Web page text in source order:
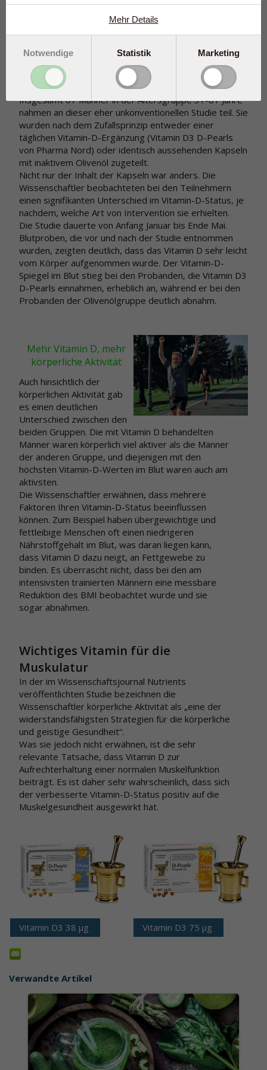
Probanden im Sand Ridge Secure Treatment Center in
Wisconsin, USA, Vitamin-D-Ergänzungen gaben.
Vitamin-D-Kapseln mit guter
Aufnahme
Insgesamt 67 Männer in der Altersgruppe 31-81 Jahre
nahmen an dieser eher unkonventionellen Studie teil. Sie
wurden nach dem Zufallsprinzip entweder einer
täglichen Vitamin-D-Ergänzung (Vitamin D3 D-Pearls
von Pharma Nord) oder identisch aussehenden Kapseln
mit inaktivem Olivenöl zugeteilt.
Nicht nur der Inhalt der Kapseln war anders. Die
Wissenschaftler beobachteten bei den Teilnehmern
einen signifikanten Unterschied im Vitamin-D-Status, je
nachdem, welche Art von Intervention sie erhielten.
Die Studie dauerte von Anfang Januar bis Ende Mai.
Blutproben, die vor und nach der Studie entnommen
wurden, zeigten deutlich, dass das Vitamin D sehr leicht
vom Körper aufgenommen wurde. Der Vitamin-D-
Spiegel im Blut stieg bei den Probanden, die Vitamin D3
D-Pearls einnahmen, erheblich an, während er bei den
Probanden der Olivenölgruppe deutlich abnahm.
Mehr Vitamin D, mehr
körperliche Aktivität
Auch hinsichtlich der
körperlichen Aktivität gab
es einen deutlichen
Unterschied zwischen den
beiden Gruppen. Die mit Vitamin D behandelten
Männer waren körperlich viel aktiver als die Männer
der anderen Gruppe, und diejenigen mit den
höchsten Vitamin-D-Werten im Blut waren auch am
aktivsten.
Die Wissenschaftler erwähnen, dass mehrere
Faktoren Ihren Vitamin-D-Status beeinflussen
können. Zum Beispiel haben übergewichtige und
fettleibige Menschen oft einen niedrigeren
Nährstoffgehalt im Blut, was daran liegen kann,
dass Vitamin D dazu neigt, an Fettgewebe zu
binden. Es überrascht nicht, dass bei den am
intensivsten trainierten Männern eine messbare
Reduktion des BMI beobachtet wurde und sie
sogar abnahmen.
Wichtiges Vitamin für die
Muskulatur
In der im Wissenschaftsjournal Nutrients
veröffentlichten Studie bezeichnen die
Wissenschaftler körperliche Aktivität als „eine der
widerstandsfähigsten Strategien für die körperliche
und geistige Gesundheit“.
Was sie jedoch nicht erwähnen, ist die sehr
relevante Tatsache, dass Vitamin D zur
Aufrechterhaltung einer normalen Muskelfunktion
beiträgt. Es ist daher sehr wahrscheinlich, dass sich
der verbesserte Vitamin-D-Status positiv auf die
Muskelgesundheit ausgewirkt hat.
Vitamin D3 38 μg Vitamin D3 75 μg
Verwandte Artikel
Mehr Details
Notwendige Statistik Marketing